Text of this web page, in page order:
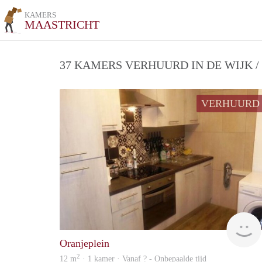
KAMERS
MAASTRICHT
37 KAMERS VERHUURD IN DE WIJK /
VERHUURD
Oranjeplein
12 m2 · 1 kamer · Vanaf ? - Onbepaalde tijd